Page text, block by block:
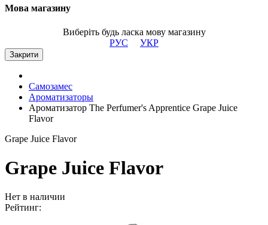
Мова магазину
Виберіть будь ласка мову магазину
РУС
УКР
Закрити
Самозамес
Ароматизаторы
Ароматизатор The Perfumer's Apprentice Grape Juice
Flavor
Grape Juice Flavor
Grape Juice Flavor
Нет в наличии
Рейтинг: